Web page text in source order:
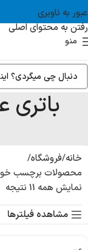
عبور به ناوبری
رفتن به محتوای اصلی
منو
خانه فروشگاه
محصولات برچسب
نمایش همه 11 نتیجه
مشاهده فیلترها